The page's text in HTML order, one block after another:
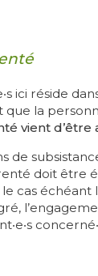
ici réside
que la
vient d’être
de
doit être
cas